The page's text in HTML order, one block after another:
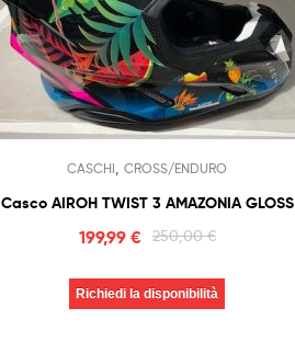
CASCHI ,CROSS/ENDURO
Casco AIROH TWIST 3 AMAZONIA GLOSS
250,00€
199,99€
Richiedi la disponibilità